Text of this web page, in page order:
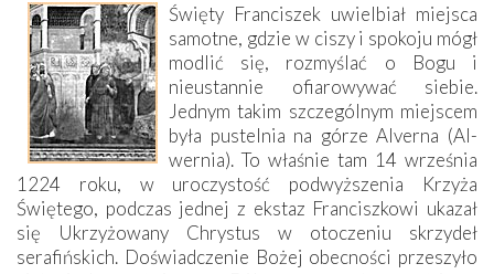
Święty Franciszek uwielbiał miejsca
samotne, gdzie w ciszy i spokoju mógł
modlić się, rozmyślać o Bogu i
nieustannie ofiarowywać siebie.
Jednym takim szczególnym miejscem
była pustelnia na górze Alverna (Al-
wernia). To właśnie tam 14 września
1224 roku, w uroczystość podwyższenia Krzyża
Świętego, podczas jednej z ekstaz Franciszkowi ukazał
się Ukrzyżowany Chrystus w otoczeniu skrzydeł
serafińskich. Doświadczenie Bożej obecności przeszyło